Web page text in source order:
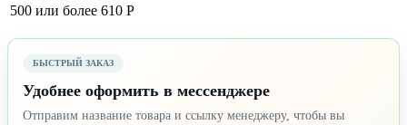
500 или более 610 Р
БЫСТРЫЙ ЗАКАЗ
Удобнее оформить в мессенджере
Отправим название товара и ссылку менеджеру, чтобы вы